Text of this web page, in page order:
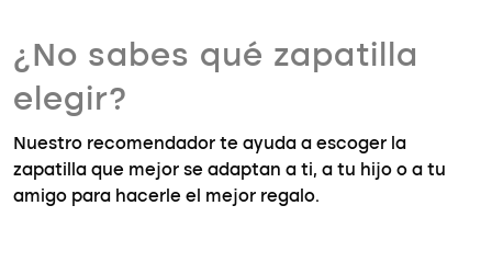
¿No sabes qué zapatilla
elegir?
Nuestro recomendador te ayuda a escoger la
zapatilla que mejor se adaptan a ti, a tu hijo o a tu
amigo para hacerle el mejor regalo.